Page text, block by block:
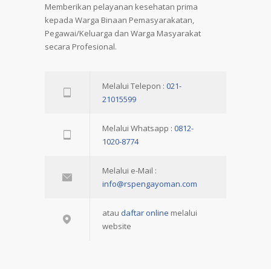
Memberikan pelayanan kesehatan prima
kepada Warga Binaan Pemasyarakatan,
Pegawai/Keluarga dan Warga Masyarakat
secara Profesional.
Melalui Telepon : 021-
21015599
Melalui Whatsapp : 0812-
1020-8774
Melalui e-Mail :
info@rspengayoman.com
atau daftar online melalui
website